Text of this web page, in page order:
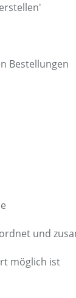
Bestellungen
und
möglich ist